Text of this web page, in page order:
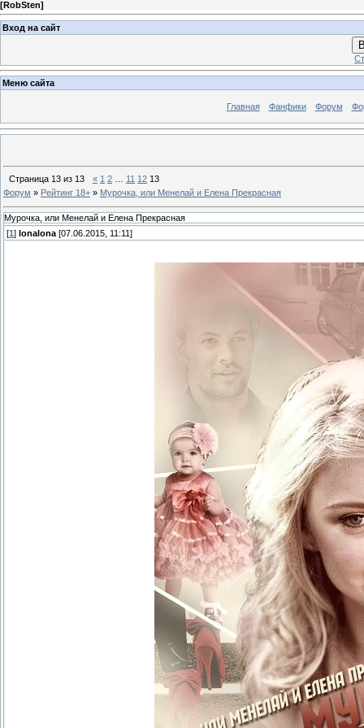
[RobSten]
Вход на сайт
Меню сайта
Главная Фанфики Форум
Страница 13 из 13 « 1 2 11 12 13
Форум » Рейтинг 18+ » Мурочка, или Менелай и Елена Прекрасная
Мурочка, или Менелай и Елена Прекрасная
[1 ] lonalona [07.06.2015, 11:11]